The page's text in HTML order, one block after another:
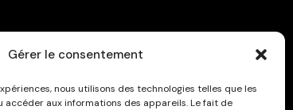
Gérer le consentement
nous utilisons des technologies telles que les
accéder aux informations des appareils. Le fait de